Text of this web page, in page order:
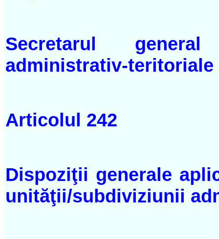
Secretarul
administrativ-teritoriale
Articolul 242
Dispoziţii generale
unităţii/subdiviziunii